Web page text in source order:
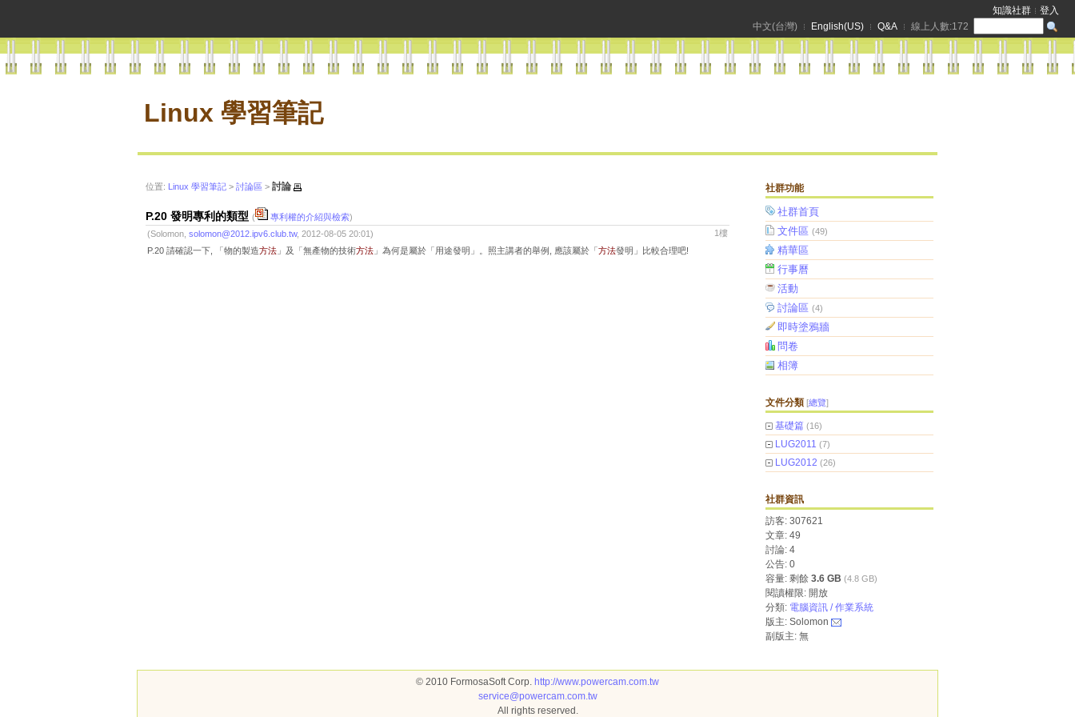
知識社群
登入
中文(台灣)
English(US) Q&A 線上人數:172
Linux 學習筆記
社群功能
社群首頁
文件區 (49)
精華區
行事曆
活動
討論區 (4)
即時塗鴉牆
問卷
相簿
文件分類 [總覽]
基礎篇 (16)
LUG2011 (7)
LUG2012 (26)
社群資訊
訪客: 307621
文章: 49
討論: 4
公告: 0
容量: 剩餘 3.6 GB (4.8 GB)
閱讀權限: 開放
分類: 電腦資訊 / 作業系統
版主: Solomon
副版主: 無
位置: Linux 學習筆記 > 討論區 > 討論
P.20 發明專利的類型 ( 專利權的介紹與檢索)
(Solomon, solomon@2012.ipv6.club.tw, 2012-08-05 20:01)
1樓
P.20 請確認一下, 「物的製造方法 」及「無產物的技術方法 」為何是屬於「用途發明」。照主講者的舉例, 應該屬於「方法發明」比較合理吧!
© 2010 FormosaSoft Corp. http://www.powercam.com.tw
service@powercam.com.tw
All rights reserved.